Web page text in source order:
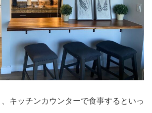
キッチンカウンターで食事するといっ